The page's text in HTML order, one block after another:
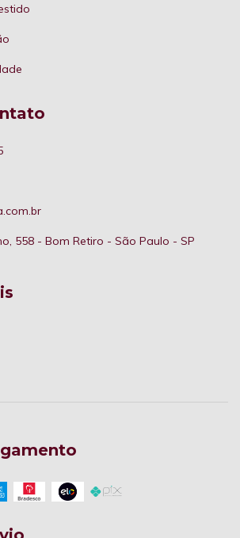
558 - Bom Retiro - São Paulo - SP